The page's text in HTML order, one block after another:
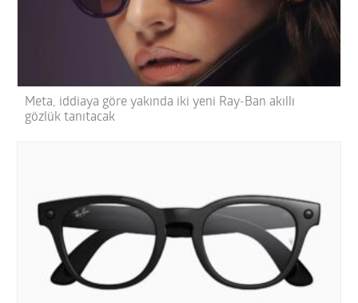
Meta, iddiaya göre yakında iki yeni Ray-Ban akıllı
gözlük tanıtacak